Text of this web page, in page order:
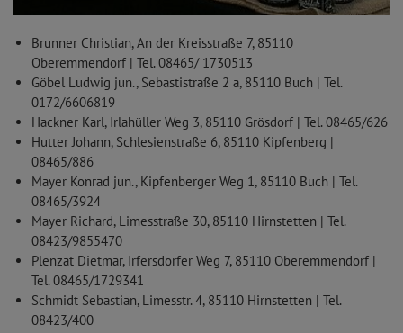
Brunner Christian, An der Kreisstraße 7, 85110
Oberemmendorf | Tel. 08465/ 1730513
Göbel Ludwig jun., Sebastistraße 2 a, 85110 Buch | Tel.
0172/6606819
Hackner Karl, Irlahüller Weg 3, 85110 Grösdorf | Tel. 08465/626
Hutter Johann, Schlesienstraße 6, 85110 Kipfenberg |
08465/886
Mayer Konrad jun., Kipfenberger Weg 1, 85110 Buch | Tel.
08465/3924
Mayer Richard, Limesstraße 30, 85110 Hirnstetten | Tel.
08423/9855470
Plenzat Dietmar, Irfersdorfer Weg 7, 85110 Oberemmendorf |
Tel. 08465/1729341
Schmidt Sebastian, Limesstr. 4, 85110 Hirnstetten | Tel.
08423/400